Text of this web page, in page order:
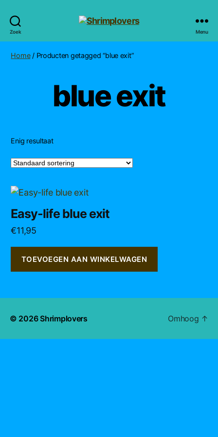
Zoek Menu
Home/ Producten getagged “blue exit”
blue exit
Enig resultaat
Easy-life blue exit
€11,95
TOEVOEGEN AAN WINKELWAGEN
© 2026 Shrimplovers Omhoog ↑